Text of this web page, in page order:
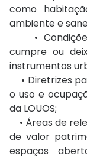
como
ambiente e
•
cumpre ou
instrumentos
• Diretrizes
o uso e
da LOUOS;
• Áreas de
de valor
espaços